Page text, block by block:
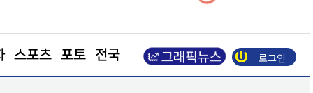
스포츠 포토 전국 로그인